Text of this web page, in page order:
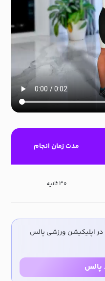
مدت زمان انجام
۳۰ ثانیه
اپلیکیشن ورزشی پالس
پالس